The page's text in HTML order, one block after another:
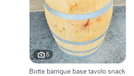
6
Botte barrique base tavolo snack